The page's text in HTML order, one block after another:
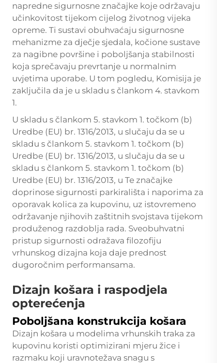
napredne sigurnosne značajke koje održavaju
učinkovitost tijekom cijelog životnog vijeka
opreme. Ti sustavi obuhvaćaju sigurnosne
mehanizme za dječje sjedala, kočione sustave
za nagibne površine i poboljšanja stabilnosti
koja sprečavaju prevrtanje u normalnim
uvjetima uporabe. U tom pogledu, Komisija je
zaključila da je u skladu s člankom 4. stavkom
1.
U skladu s člankom 5. stavkom 1. točkom (b)
Uredbe (EU) br. 1316/2013, u slučaju da se u
skladu s člankom 5. stavkom 1. točkom (b)
Uredbe (EU) br. 1316/2013, u slučaju da se u
skladu s člankom 5. stavkom 1. točkom (b)
Uredbe (EU) br. 1316/2013, u Te značajke
doprinose sigurnosti parkirališta i naporima za
oporavak kolica za kupovinu, uz istovremeno
održavanje njihovih zaštitnih svojstava tijekom
produženog razdoblja rada. Sveobuhvatni
pristup sigurnosti odražava filozofiju
vrhunskog dizajna koja daje prednost
dugoročnim performansama.
Dizajn košara i raspodjela
opterećenja
Poboljšana konstrukcija košara
Dizajn košara u modelima vrhunskih traka za
kupovinu koristi optimizirani mjeru žice i
razmaku koji uravnotežava snagu s